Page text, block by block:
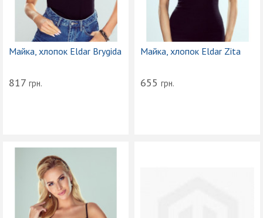
Майка, хлопок Eldar Brygida
817 грн.
Майка, хлопок Eldar Zita
655 грн.